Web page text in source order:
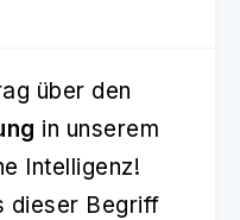
über den
in unserem
Intelligenz!
dieser Begriff